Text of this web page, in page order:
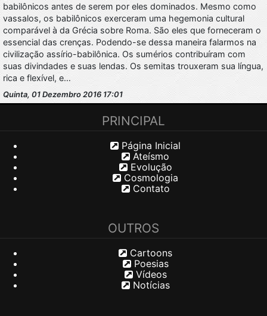
babilônicos antes de serem por eles dominados. Mesmo como
vassalos, os babilônicos exerceram uma hegemonia cultural
comparável à da Grécia sobre Roma. São eles que forneceram o
essencial das crenças. Podendo-se dessa maneira falarmos na
civilização assírio-babilônica. Os sumérios contribuíram com
suas divindades e suas lendas. Os semitas trouxeram sua língua,
rica e flexível, e…
Quinta, 01 Dezembro 2016 17:01
PRINCIPAL
Página Inicial
Ateísmo
Evolução
Cosmologia
Contato
OUTROS
Cartoons
Poesias
Vídeos
Notícias